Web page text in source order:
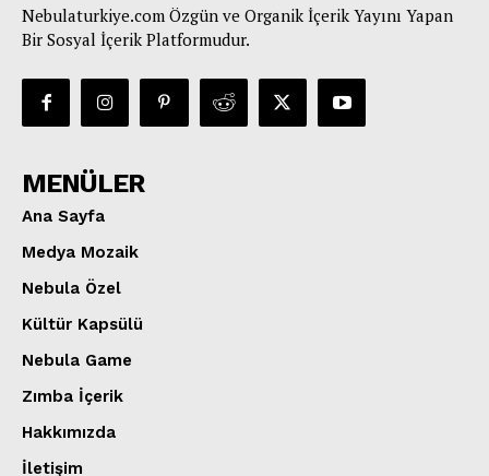
Nebulaturkiye.com Özgün ve Organik İçerik Yayını Yapan
Bir Sosyal İçerik Platformudur.
MENÜLER
Ana Sayfa
Medya Mozaik
Nebula Özel
Kültür Kapsülü
Nebula Game
Zımba İçerik
Hakkımızda
İletişim